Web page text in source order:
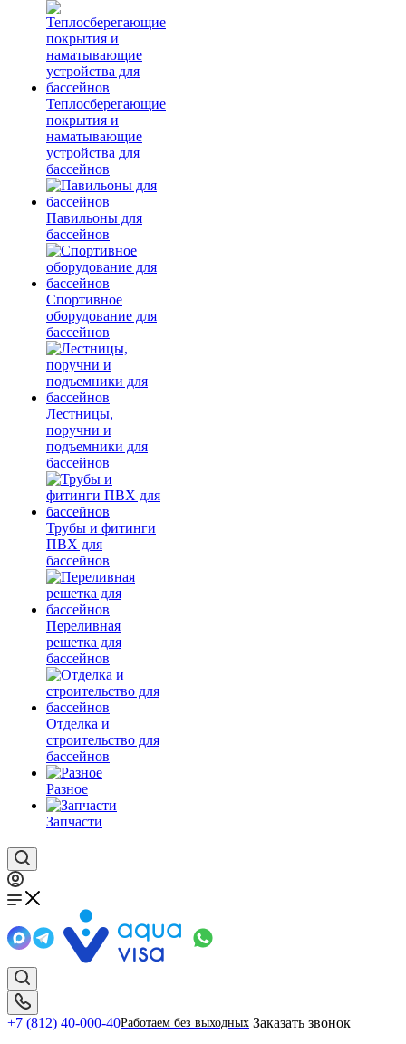
Теплосберегающие
покрытия и
наматывающие
устройства для
бассейнов
Павильоны для
бассейнов
Спортивное
оборудование для
бассейнов
Лестницы,
поручни и
подъемники для
бассейнов
Трубы и фитинги
ПВХ для
бассейнов
Переливная
решетка для
бассейнов
Отделка и
строительство для
бассейнов
Разное
Запчасти
+7 (812) 40-000-40Работаем без выходных Заказать звонок